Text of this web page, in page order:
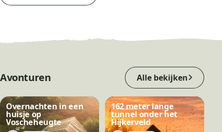
Avonturen Alle bekijken
Overnachten in een
huisje op
Voscheheugte
162 meter lange
tunnel onder het
Hijkerveld